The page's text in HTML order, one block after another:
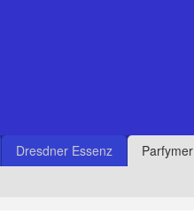
Dresdner Essenz Parfymer